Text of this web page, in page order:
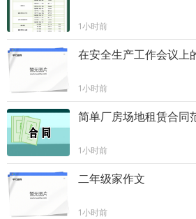
1小时前
在安全生产工作会议上
1小时前
简单厂房场地租赁合同
1小时前
二年级家作文
1小时前